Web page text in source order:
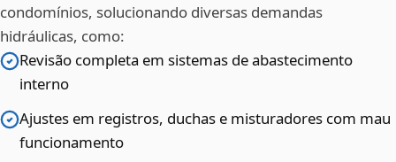
condomínios, solucionando diversas demandas
hidráulicas, como:
Revisão completa em sistemas de abastecimento
interno
Ajustes em registros, duchas e misturadores com mau
funcionamento